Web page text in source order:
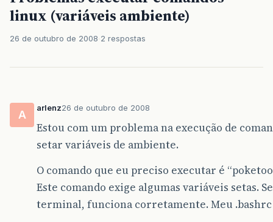
linux (variáveis ambiente)
26 de outubro de 2008 2 respostas
A
arlenz26 de outubro de 2008
Estou com um problema na execução de
setar variáveis de ambiente.
O comando que eu preciso executar é
Este comando exige algumas variáveis setas.
terminal, funciona corretamente. Meu